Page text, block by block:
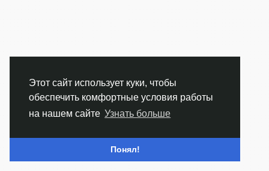
Этот сайт использует куки, чтобы
обеспечить комфортные условия работы
на нашем сайте Узнать больше
Понял!